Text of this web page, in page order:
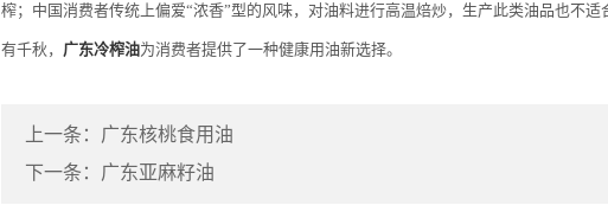
榨；中国消费者传统上偏爱“浓香”型的风味，对油料进行高温焙炒，生产此类油品也不
有千秋， 广东冷榨油为消费者提供了一种健康用油新选择。
上一条： 广东核桃食用油
下一条： 广东亚麻籽油